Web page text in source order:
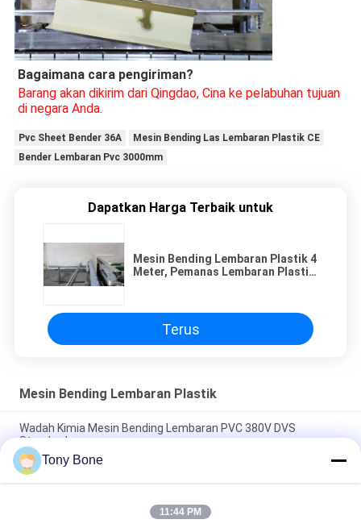
Bagaimana cara pengiriman?
Barang akan dikirim dari Qingdao, Cina ke pelabuhan tujuan
di negara Anda.
Pvc Sheet Bender 36A
Mesin Bending Las Lembaran Plastik CE
Bender Lembaran Pvc 3000mm
Dapatkan Harga Terbaik untuk
Mesin Bending Lembaran Plastik 4
Meter, Pemanas Lembaran Plastik
Terus
Mesin Bending Lembaran Plastik
Wadah Kimia Mesin Bending Lembaran PVC 380V DVS
Standard
Mesin Bending Lembaran Plastik 4 Meter, Pemanas Lembaran
Plastik 12KW
Mesin Bending Pengelasan Lembaran Plastik Sertifikasi CE
Tony Bone
11:44 PM